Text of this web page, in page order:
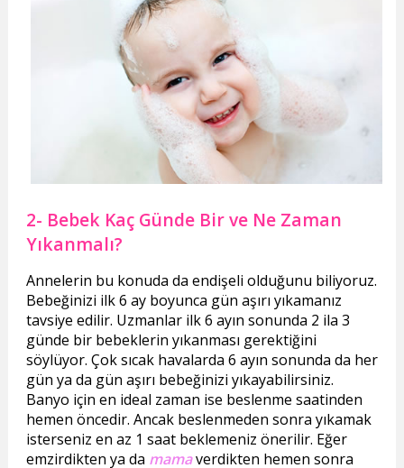
2- Bebek Kaç Günde Bir ve Ne Zaman
Yıkanmalı?
Annelerin bu konuda da endişeli olduğunu biliyoruz.
Bebeğinizi ilk 6 ay boyunca gün aşırı yıkamanız
tavsiye edilir. Uzmanlar ilk 6 ayın sonunda 2 ila 3
günde bir bebeklerin yıkanması gerektiğini
söylüyor. Çok sıcak havalarda 6 ayın sonunda da her
gün ya da gün aşırı bebeğinizi yıkayabilirsiniz.
Banyo için en ideal zaman ise beslenme saatinden
hemen öncedir. Ancak beslenmeden sonra yıkamak
isterseniz en az 1 saat beklemeniz önerilir. Eğer
emzirdikten ya da mamaverdikten hemen sonra